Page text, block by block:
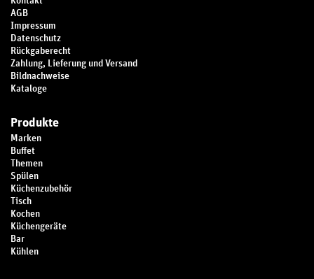
AGB
Impressum
Datenschutz
Rückgaberecht
Zahlung, Lieferung und Versand
Bildnachweise
Kataloge
Produkte
Marken
Buffet
Themen
Spülen
Küchenzubehör
Tisch
Kochen
Küchengeräte
Bar
Kühlen